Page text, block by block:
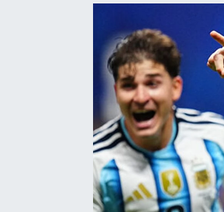
Kültür - Sanat
Lider Haber TV Canlı Yayın izle